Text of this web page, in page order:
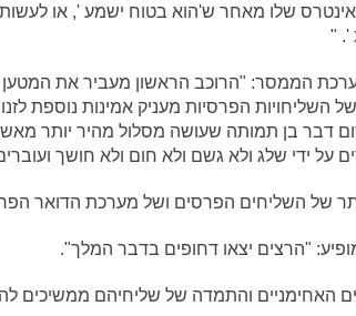
שלו מאחר ש'הוא בטוח ישמע ', או לעשות
'. "
הממסר: "הרוכב הראשון מעביר את המטען
השליחויות הפרסיות מעניק אמינות נוספת
דבר בן תמותה שעושה מסלול מהיר יותר
על ידי שלג ולא גשם ולא חום ולא חושך
של השליחים הפרסים ושל מערכת הדואר
"הרצים יצאו דחופים בדבר המלך".
האחימניים והתמדה של שליחיהם ממשיכים